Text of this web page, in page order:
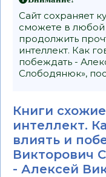
Сайт сохраняет
сможете в любой
продолжить
интеллект. Как
побеждать -
Слободянюк»,
Книги
интеллект.
влиять и
Викторович
- Алексей